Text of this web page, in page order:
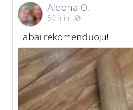
Aldona O.
50 min ·
Labai rekomenduoju!